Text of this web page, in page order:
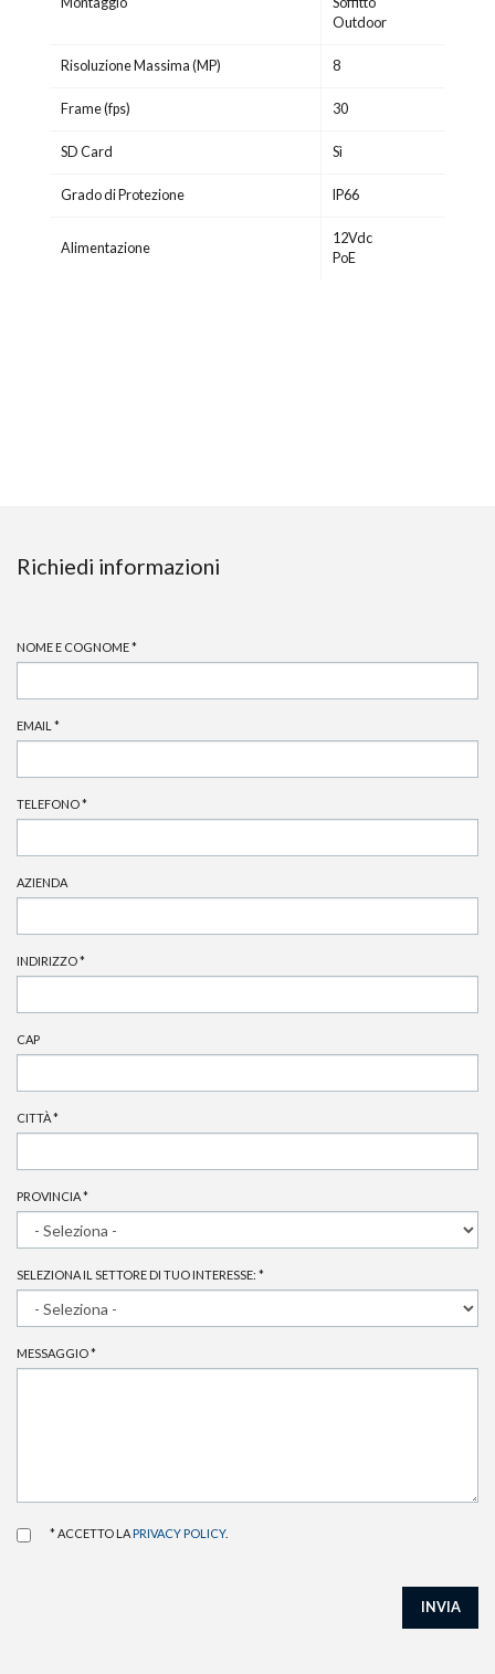
Outdoor
Risoluzione Massima (MP) 8
Frame (fps) 30
SD Card Sì
Grado di Protezione IP66
Alimentazione
12Vdc
PoE
Richiedi informazioni
NOME E COGNOME*
EMAIL *
TELEFONO*
AZIENDA
INDIRIZZO*
CAP
CITTÀ*
PROVINCIA*
SELEZIONA IL SETTORE DI TUO INTERESSE: *
MESSAGGIO*
* ACCETTO LA PRIVACY POLICY.
INVIA